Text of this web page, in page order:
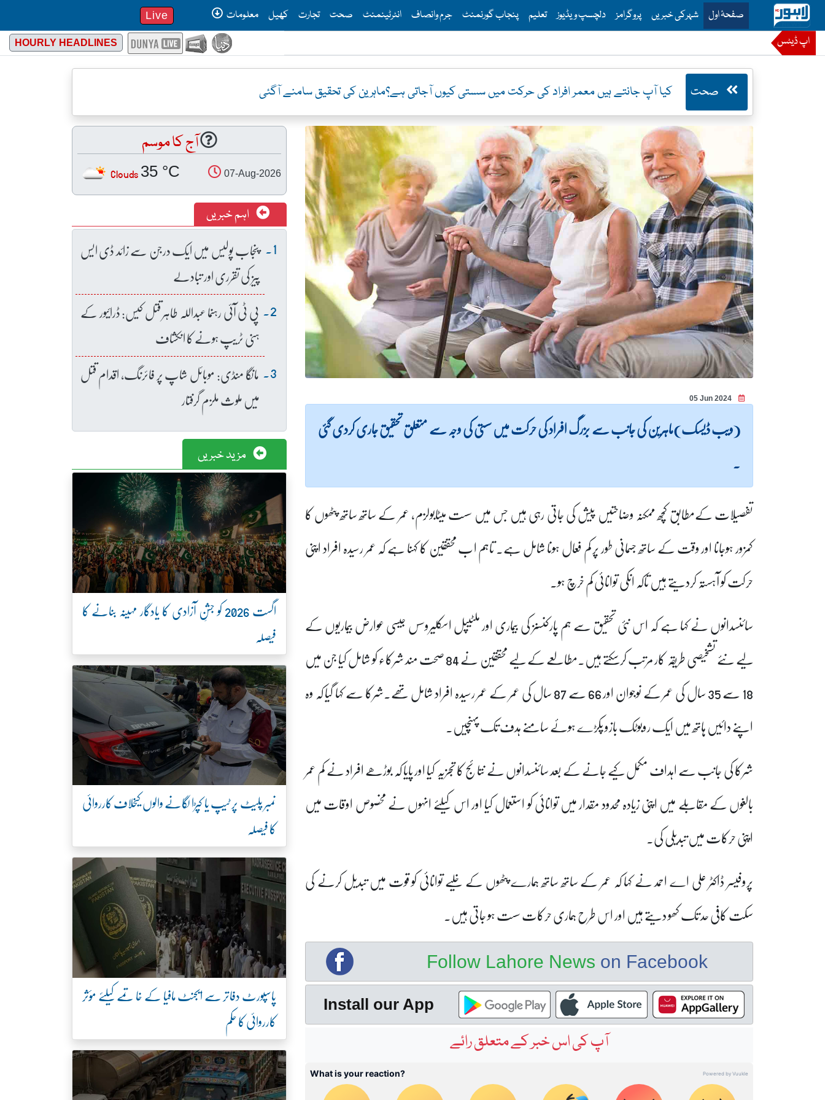
صفحۂ اولThis is the main menu for Lahore News
شہرکی خبریں پروگرامز دلچسپ ویڈیوز تعلیم پنجاب گورنمنٹ جرم وانصاف انٹرٹینمنٹ صحت تجارت کھیل معلومات Live
اپ ڈیٹس HOURLY HEADLINES
کیا آپ جانتے ہیں معمر افراد کی حرکت میں سستی کیوں آجاتی ہے؟ماہرین کی تحقیق سامنے آگئی
05 Jun 2024
(ویب ڈیسک)ماہرین کی جانب سے بزرگ افراد کی حرکت میں سستی کی وجہ سے متعلق تحقیق جاری کردی گئی
۔
تفصیلات کےمطابق کچھ ممکنہ وضاحتیں پیش کی جاتی رہی ہیں جس میں سست میٹابولزم، عمر کے ساتھ ساتھ پٹھوں کا
کمزور ہوجانا اور وقت کے ساتھ جسمانی طور پر کم فعال ہونا شامل ہے۔ تاہم اب محققین کا کہنا ہے کہ عمر رسیدہ افراد اپنی
حرکت کو آہستہ کردیتے ہیں تاکہ انکی توانائی کم خرچ ہو۔
سائنسدانوں نے کہا ہے کہ اس نئی تحقیق سے ہم پارکنسنز کی بیماری اور ملٹیپل اسکلیروسس جیسی عوارض بیماریوں کے
لیے نئے تشخیصی طریقہ کار مرتب کرسکتے ہیں۔مطالعے کے لیے محققین نے 84 صحت مند شرکاء کو شامل کیا جن میں
18 سے 35 سال کی عمر کے نوجوان اور 66 سے 87 سال کی عمر کے عمر رسیدہ افراد شامل تھے۔شرکا سے کہا گیا کہ وہ
اپنے دائیں ہاتھ میں ایک روبوٹک بازو پکڑے ہوئے سامنے ہدف تک پہنچیں۔
شرکا کی جانب سے اہداف مکمل کیے جانے کے بعد سائنسدانوں نے نتائج کا تجزیہ کیا اور پایا کہ بوڑھے افراد نے کم عمر
بالغوں کے مقابلے میں اپنی زیادہ محدود مقدار میں توانائی کو استعمال کیا اور اس کیلئے انہوں نے مخصوص اوقات میں
اپنی حرکات میں تبدیلی کی۔
پروفیسر ڈاکٹر علی اے احمد نے کہا کہ عمر کے ساتھ ساتھ ہمارے پٹھوں کے خلیے توانائی کو قوت میں تبدیل کرنے کی
سکت کافی حد تک کھو دیتے ہیں اور اس طرح ہماری حرکات سست ہو جاتی ہیں۔
Follow Lahore News on Facebook
Install our App
آپ کی اس خبر کے متعلق رائے
آج کا موسم
07-Aug-2026
35 °C
Clouds
اہم خبریں
پنجاب پولیس میں ایک درجن سے زائد ڈی ایس
پیز کی تقرری اور تبادلے
پی ٹی آئی رہنما عبداللہ طاہر قتل کیس: ڈرائیور کے
ہنی ٹریپ ہونے کا انکشاف
مانگا منڈی: موبائل شاپ پر فائرنگ، اقدام قتل
میں ملوث ملزم گرفتار
مزید خبریں
اگست 2026 کو جشنِ آزادی کا یادگار مہینہ بنانے کا
فیصلہ
نمبر پلیٹ پر ٹیپ یا کپڑا لگانے والوں کیخلاف کارروائی
کا فیصلہ
پاسپورٹ دفاتر سے ایجنٹ مافیا کے خاتمے کیلئے مؤثر
کارروائی کا حکم